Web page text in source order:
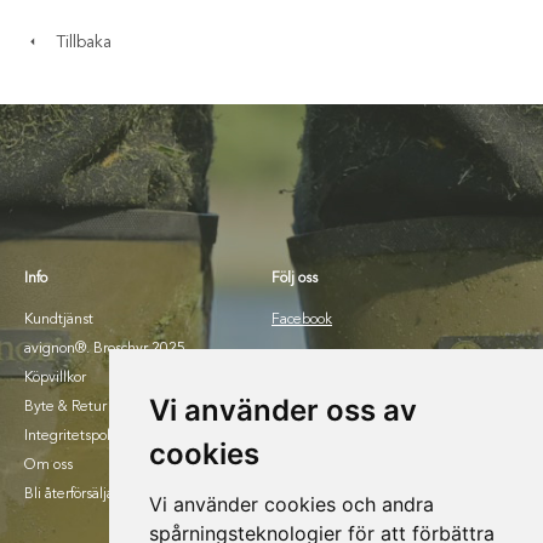
Vi använder oss av
cookies
Vi använder cookies och andra
spårningsteknologier för att förbättra
Tillbaka
Info
Kundtjänst
avignon®. Broschyr 2025.
Köpvillkor
Byte & Retur
Integritetspolicy
Om oss
Bli återförsäljare
Följ oss
Facebook